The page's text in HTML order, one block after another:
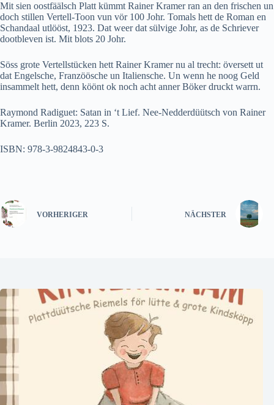
Mit sien oostfäälsch Platt kümmt Rainer Kramer ran an den frischen un
doch stillen Vertell-Toon vun vör 100 Johr. Tomals hett de Roman en
Schandaal utlööst, 1923. Dat weer dat sülvige Johr, as de Schriever
dootbleven ist. Mit blots 20 Johr.
Söss grote Vertellstücken hett Rainer Kramer nu al trecht: översett ut
dat Engelsche, Franzöösche un Italiensche. Un wenn he noog Geld
insammelt hett, denn köönt ok noch acht anner Böker druckt warrn.
Raymond Radiguet: Satan in ‘t Lief. Nee-Nedderdüütsch von Rainer
Kramer. Berlin 2023, 223 S.
ISBN: 978-3-9824843-0-3
VORHERIGER NÄCHSTER